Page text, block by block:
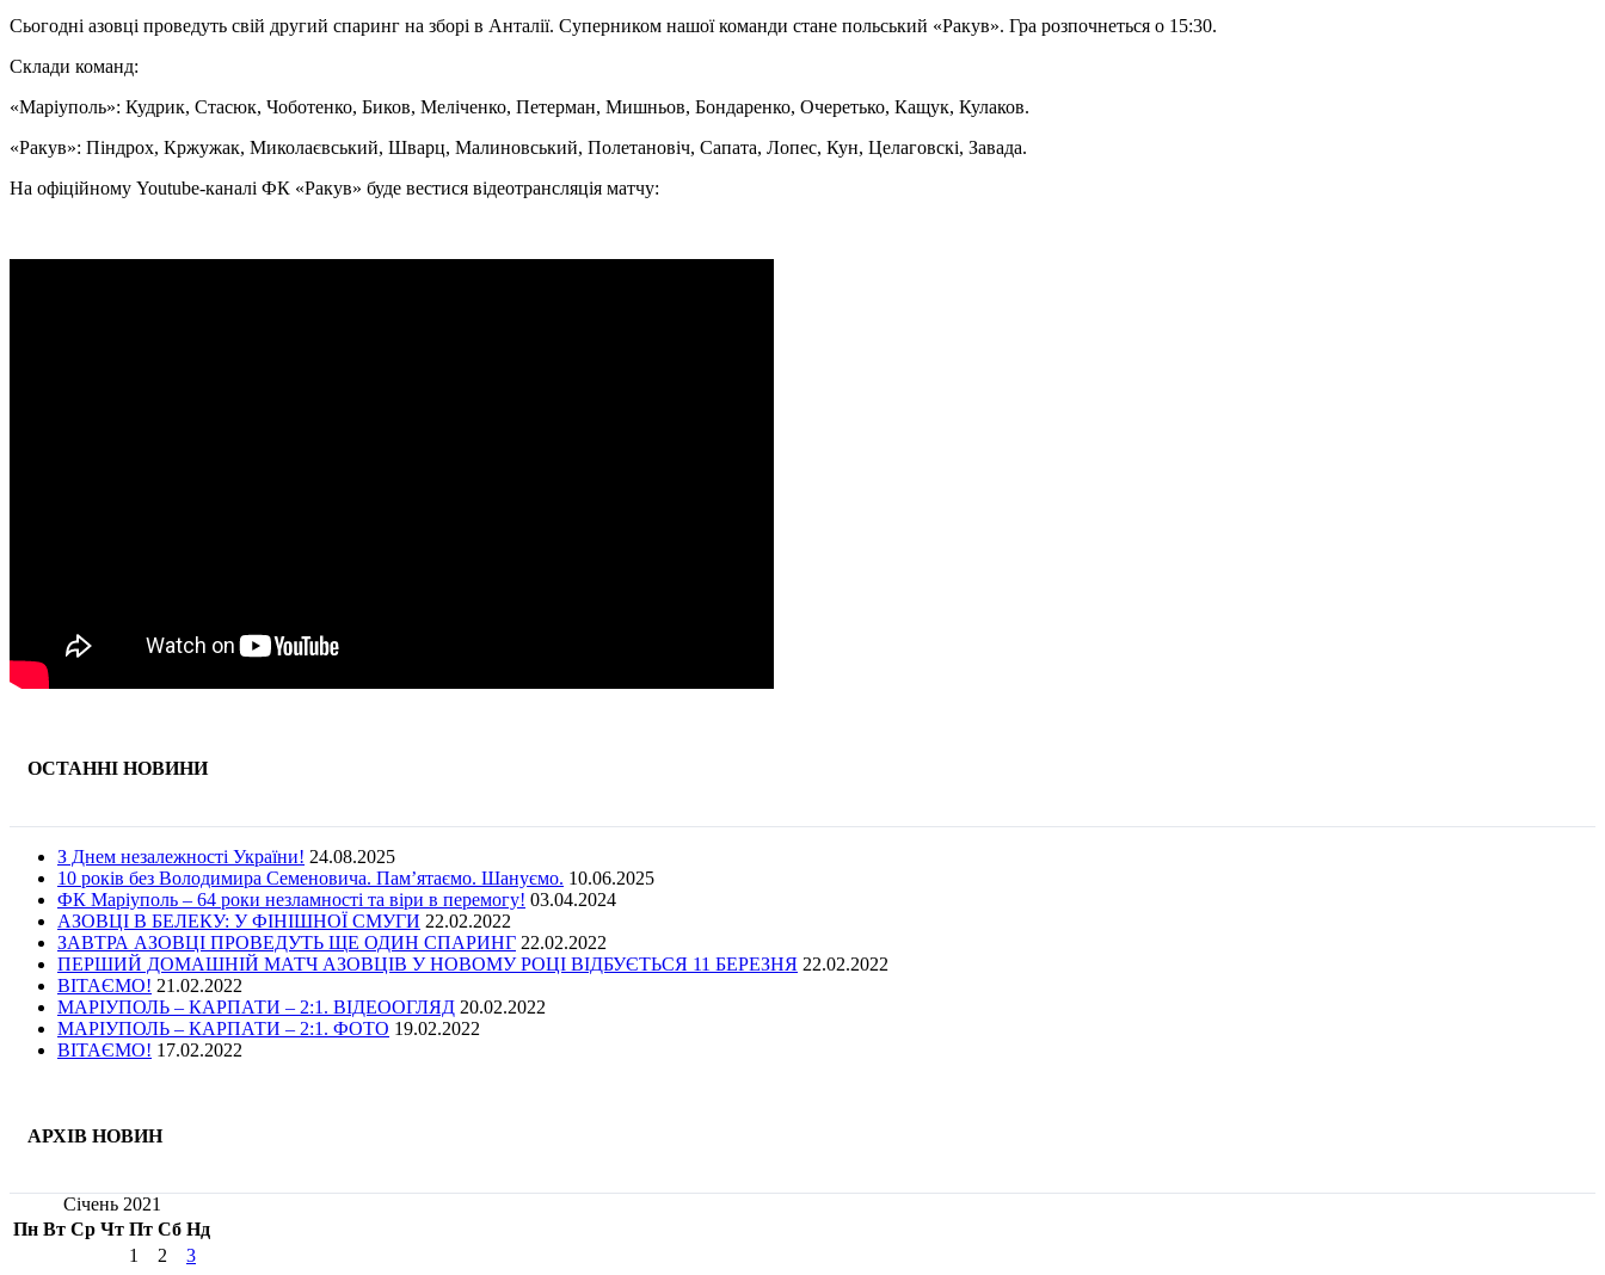
Сьогодні азовці проведуть свій другий спаринг на зборі в Анталії. Суперником нашої команди стане польський «Ракув». Гра розпочнеться о 15:30.
Склади команд:
«Маріуполь»: Кудрик, Стасюк, Чоботенко, Биков, Меліченко, Петерман, Мишньов, Бондаренко, Очеретько, Кащук, Кулаков.
«Ракув»: Піндрох, Кржужак, Миколаєвський, Шварц, Малиновський, Полетановіч, Сапата, Лопес, Кун, Целаговскі, Завада.
На офіційному Youtube-каналі ФК «Ракув» буде вестися відеотрансляція матчу:
ОСТАННІ НОВИНИ
З Днем незалежності України! 24.08.2025
10 років без Володимира Семеновича. Пам’ятаємо. Шануємо. 10.06.2025
ФК Маріуполь – 64 роки незламності та віри в перемогу! 03.04.2024
АЗОВЦІ В БЕЛЕКУ: У ФІНІШНОЇ СМУГИ 22.02.2022
ЗАВТРА АЗОВЦІ ПРОВЕДУТЬ ЩЕ ОДИН СПАРИНГ 22.02.2022
ПЕРШИЙ ДОМАШНІЙ МАТЧ АЗОВЦІВ У НОВОМУ РОЦІ ВІДБУЄТЬСЯ 11 БЕРЕЗНЯ 22.02.2022
ВІТАЄМО! 21.02.2022
МАРІУПОЛЬ – КАРПАТИ – 2:1. ВІДЕООГЛЯД 20.02.2022
МАРІУПОЛЬ – КАРПАТИ – 2:1. ФОТО 19.02.2022
ВІТАЄМО! 17.02.2022
АРХІВ НОВИН
Січень 2021
Пн Вт Ср Чт Пт Сб Нд
1
2
3